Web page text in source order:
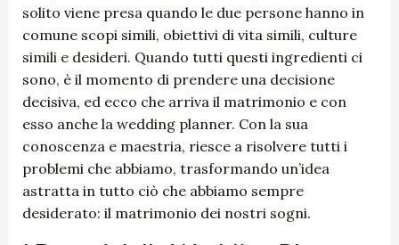
solito viene presa quando le due persone hanno in
comune scopi simili, obiettivi di vita simili, culture
simili e desideri. Quando tutti questi ingredienti ci
sono, è il momento di prendere una decisione
decisiva, ed ecco che arriva il matrimonio e con
esso anche la wedding planner. Con la sua
conoscenza e maestria, riesce a risolvere tutti i
problemi che abbiamo, trasformando un’idea
astratta in tutto ciò che abbiamo sempre
desiderato: il matrimonio dei nostri sogni.